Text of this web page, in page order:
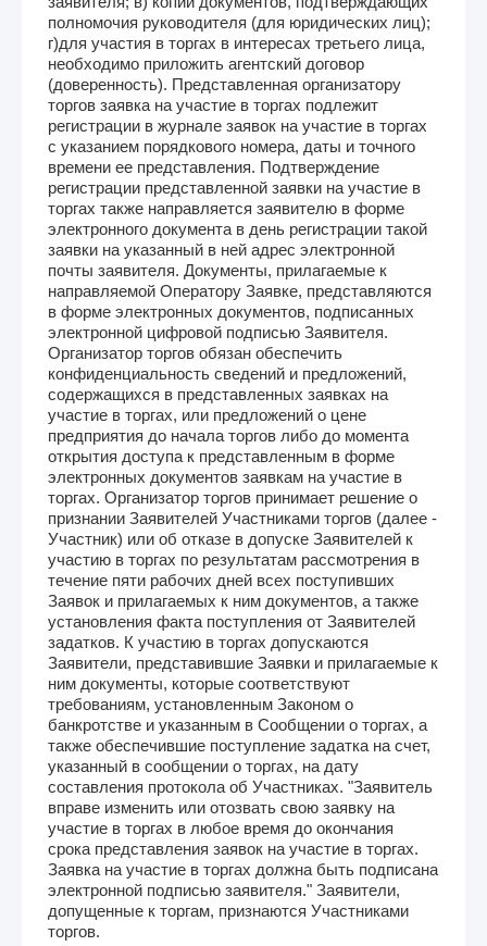
полномочия руководителя (для юридических лиц);
г)для участия в торгах в интересах третьего лица,
необходимо приложить агентский договор
(доверенность). Представленная организатору
торгов заявка на участие в торгах подлежит
регистрации в журнале заявок на участие в торгах
с указанием порядкового номера, даты и точного
времени ее представления. Подтверждение
регистрации представленной заявки на участие в
торгах также направляется заявителю в форме
электронного документа в день регистрации такой
заявки на указанный в ней адрес электронной
почты заявителя. Документы, прилагаемые к
направляемой Оператору Заявке, представляются
в форме электронных документов, подписанных
электронной цифровой подписью Заявителя.
Организатор торгов обязан обеспечить
конфиденциальность сведений и предложений,
содержащихся в представленных заявках на
участие в торгах, или предложений о цене
предприятия до начала торгов либо до момента
открытия доступа к представленным в форме
электронных документов заявкам на участие в
торгах. Организатор торгов принимает решение о
признании Заявителей Участниками торгов (далее -
Участник) или об отказе в допуске Заявителей к
участию в торгах по результатам рассмотрения в
течение пяти рабочих дней всех поступивших
Заявок и прилагаемых к ним документов, а также
установления факта поступления от Заявителей
задатков. К участию в торгах допускаются
Заявители, представившие Заявки и прилагаемые к
ним документы, которые соответствуют
требованиям, установленным Законом о
банкротстве и указанным в Сообщении о торгах, а
также обеспечившие поступление задатка на счет,
указанный в сообщении о торгах, на дату
составления протокола об Участниках. "Заявитель
вправе изменить или отозвать свою заявку на
участие в торгах в любое время до окончания
срока представления заявок на участие в торгах.
Заявка на участие в торгах должна быть подписана
электронной подписью заявителя." Заявители,
допущенные к торгам, признаются Участниками
торгов.